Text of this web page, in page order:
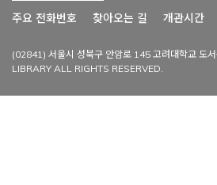
주요 전화번호
찾아오는 길 개관시간
(02841) 서울시 성북구 안암로 145 고려대학교 도
LIBRARY ALL RIGHTS RESERVED.